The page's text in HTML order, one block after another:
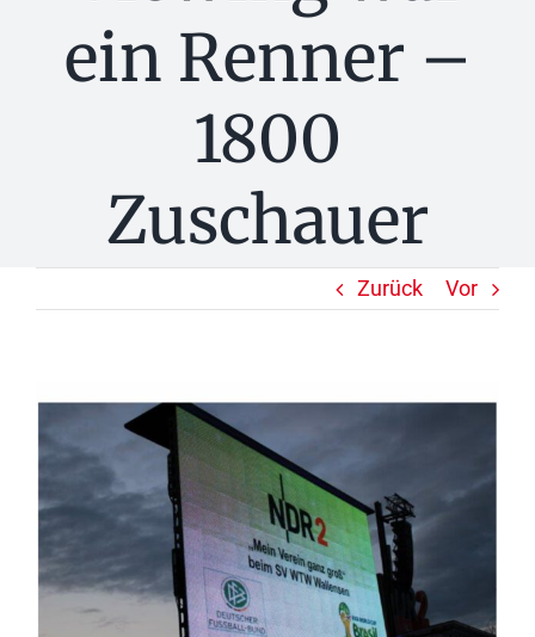
ein Renner –
1800
Zuschauer
Zurück Vor
Zeige
grösseres
Bild